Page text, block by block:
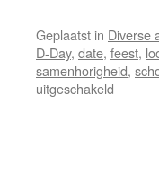
Geplaatst in Diverse
D-Day, date, feest,
samenhorigheid,
uitgeschakeld